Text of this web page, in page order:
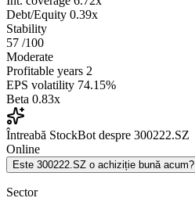
Debt/Equity 0.39x
Stability
57 /100
Moderate
Profitable years 2
EPS volatility 74.15%
Beta 0.83x
Întreabă StockBot despre 300222.SZ
Online
Este 300222.SZ o achiziție bună acum?
Sector